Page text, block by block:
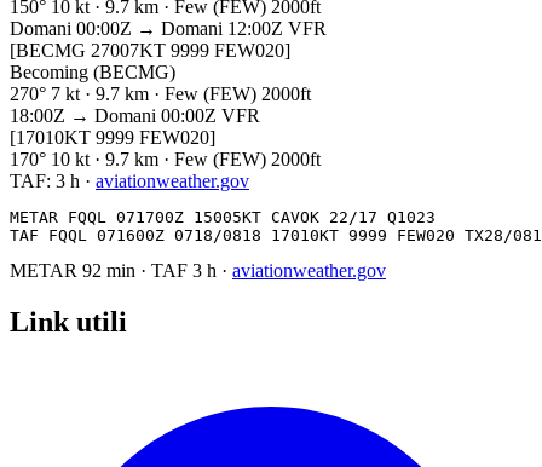
150° 10 kt · 9.7 km · Few (FEW) 2000ft
Domani 00:00Z → Domani 12:00Z VFR
[BECMG 27007KT 9999 FEW020]
Becoming (BECMG)
270° 7 kt · 9.7 km · Few (FEW) 2000ft
18:00Z → Domani 00:00Z VFR
[17010KT 9999 FEW020]
170° 10 kt · 9.7 km · Few (FEW) 2000ft
TAF: 3 h · aviationweather.gov
METAR FQQL 071700Z 15005KT CAVOK 22/17 Q1023
TAF FQQL 071600Z 0718/0818 17010KT 9999 FEW020 TX28/
METAR 92 min · TAF 3 h · aviationweather.gov
Link utili